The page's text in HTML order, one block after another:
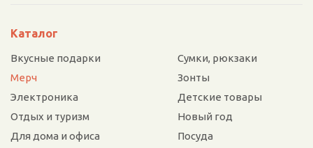
Каталог
Вкусные подарки
Мерч
Электроника
Отдых и туризм
Для дома и офиса
Сумки, рюкзаки
Зонты
Детские товары
Новый год
Посуда